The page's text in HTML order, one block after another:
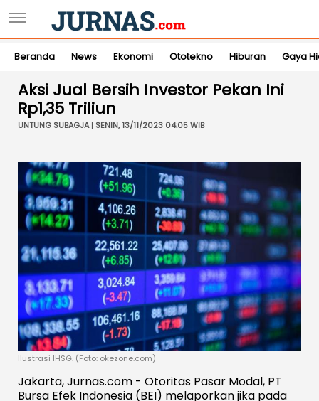
Beranda News Ekonomi Ototekno Hiburan Gaya
Aksi Jual Bersih Investor Pekan Ini
Rp1,35 Triliun
UNTUNG SUBAGJA | SENIN, 13/11/2023 04:05 WIB
Ilustrasi IHSG. (Foto: okezone.com)
Jakarta, Jurnas.com - Otoritas Pasar Modal, PT
Bursa Efek Indonesia (BEI) melaporkan jika pada